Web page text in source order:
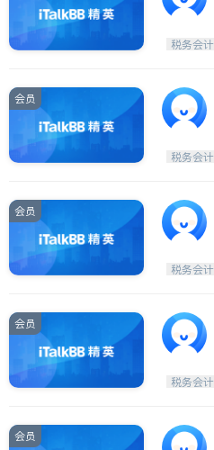
税务会计
会员
税务会计
会员
税务会计
会员
税务会计
会员